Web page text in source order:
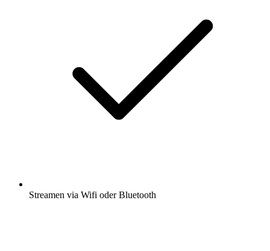
Streamen via Wifi oder Bluetooth